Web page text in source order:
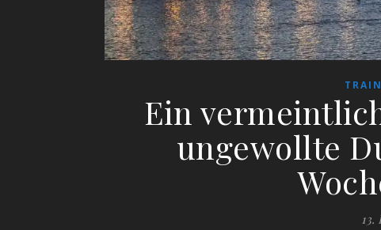
Ein
ungewollte
13.